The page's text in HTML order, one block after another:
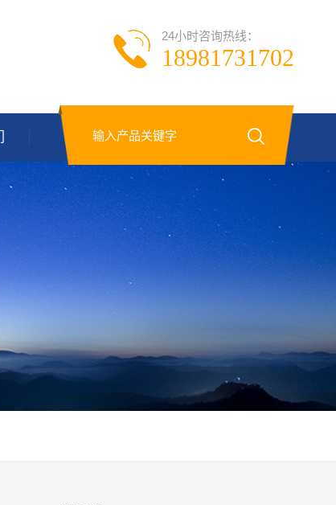
24小时咨询热线：
18981731702